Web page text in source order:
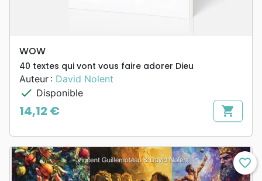
WOW
40 textes qui vont vous faire adorer Dieu
Auteur : David Nolent
check Disponible
Prix
14,12 € shopping_cart
favorite_border